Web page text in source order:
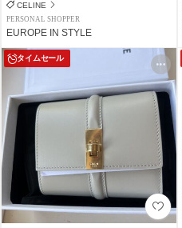
CELINE
PERSONAL SHOPPER
EUROPE IN STYLE
タイムセール